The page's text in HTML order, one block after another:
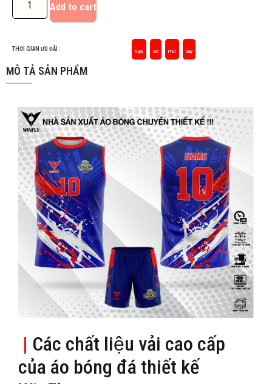
Add to cart
THỜI GIAN ƯU ĐÃI : Ngày Giờ Phút Giây
MÔ TẢ SẢN PHẨM
| Các chất liệu vải cao cấp
của áo bóng đá thiết kế